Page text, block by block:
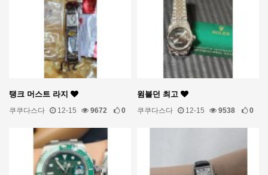
탱크 머스트 라지
쿠쿠다스다 12-15 9672 0
윔블던 최고
쿠쿠다스다 12-15 9538 0